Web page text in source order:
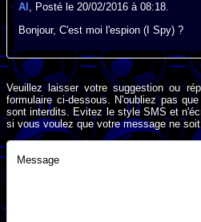
Al , Posté le 20/02/2016 à 08:18.
Bonjour, C'est moi l'espion (I Spy) ?
Veuillez laisser votre suggestion ou
formulaire ci-dessous. N'oubliez pas
sont interdits. Evitez le style SMS et
si vous voulez que votre message ne
Message